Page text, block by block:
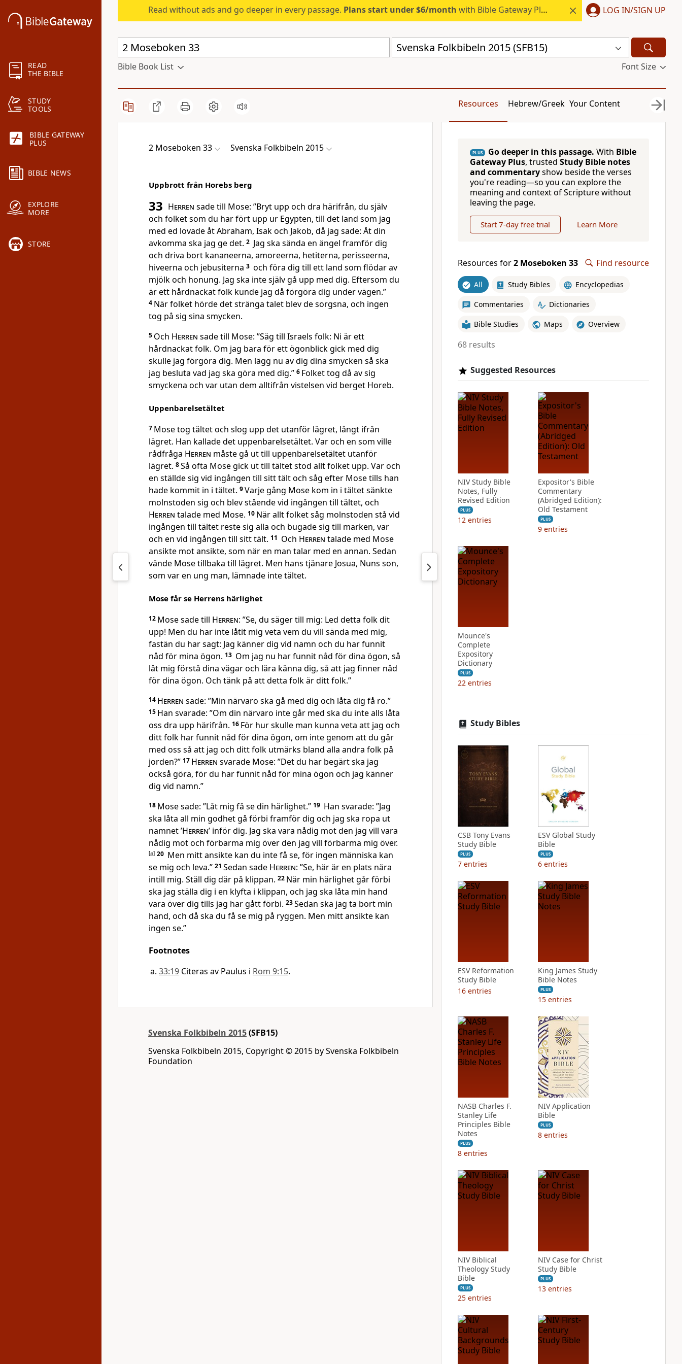
READ
THE BIBLE
STUDY
TOOLS
BIBLE GATEWAY
PLUS
BIBLE NEWS
EXPLORE
MORE
STORE
Read without ads and go deeper in every passage. Plans start under $6/month with Bible Gateway Plus. LOG IN/SIGN UP
Svenska Folkbibeln 2015 (SFB15)
Bible Book List Font Size
Resources Hebrew/Greek Your Content
2 Moseboken 33 Svenska Folkbibeln 2015
Uppbrott från Horebs berg
33 Herren sade till Mose: ”Bryt upp och dra härifrån, du själv
och folket som du har fört upp ur Egypten, till det land som jag
med ed lovade åt Abraham, Isak och Jakob, då jag sade: Åt din
avkomma ska jag ge det. 2 Jag ska sända en ängel framför dig
och driva bort kananeerna, amoreerna, hetiterna, perisseerna,
hiveerna och jebusiterna 3 och föra dig till ett land som flödar av
mjölk och honung. Jag ska inte själv gå upp med dig. Eftersom du
är ett hårdnackat folk kunde jag då förgöra dig under vägen.”
4 När folket hörde det stränga talet blev de sorgsna, och ingen
tog på sig sina smycken.
5 Och Herren sade till Mose: ”Säg till Israels folk: Ni är ett
hårdnackat folk. Om jag bara för ett ögonblick gick med dig
skulle jag förgöra dig. Men lägg nu av dig dina smycken så ska
jag besluta vad jag ska göra med dig.” 6 Folket tog då av sig
smyckena och var utan dem alltifrån vistelsen vid berget Horeb.
Uppenbarelsetältet
7 Mose tog tältet och slog upp det utanför lägret, långt ifrån
lägret. Han kallade det uppenbarelsetältet. Var och en som ville
rådfråga Herren måste gå ut till uppenbarelsetältet utanför
lägret. 8Så ofta Mose gick ut till tältet stod allt folket upp. Var och
en ställde sig vid ingången till sitt tält och såg efter Mose tills han
hade kommit in i tältet. 9Varje gång Mose kom in i tältet sänkte
molnstoden sig och blev stående vid ingången till tältet, och
Herren talade med Mose. 10 När allt folket såg molnstoden stå vid
ingången till tältet reste sig alla och bugade sig till marken, var
och en vid ingången till sitt tält. 11 Och Herren talade med Mose
ansikte mot ansikte, som när en man talar med en annan. Sedan
vände Mose tillbaka till lägret. Men hans tjänare Josua, Nuns son,
som var en ung man, lämnade inte tältet.
Mose får se Herrens härlighet
12 Mose sade till Herren: ”Se, du säger till mig: Led detta folk dit
upp! Men du har inte låtit mig veta vem du vill sända med mig,
fastän du har sagt: Jag känner dig vid namn och du har funnit
nåd för mina ögon. 13 Om jag nu har funnit nåd för dina ögon, så
låt mig förstå dina vägar och lära känna dig, så att jag finner nåd
för dina ögon. Och tänk på att detta folk är ditt folk.”
14 Herren sade: ”Min närvaro ska gå med dig och låta dig få ro.”
15 Han svarade: ”Om din närvaro inte går med ska du inte alls låta
oss dra upp härifrån. 16 För hur skulle man kunna veta att jag och
ditt folk har funnit nåd för dina ögon, om inte genom att du går
med oss så att jag och ditt folk utmärks bland alla andra folk på
jorden?” 17 Herren svarade Mose: ”Det du har begärt ska jag
också göra, för du har funnit nåd för mina ögon och jag känner
dig vid namn.”
18 Mose sade: ”Låt mig få se din härlighet.” 19 Han svarade: ”Jag
ska låta all min godhet gå förbi framför dig och jag ska ropa ut
namnet ’Herren’ inför dig. Jag ska vara nådig mot den jag vill vara
nådig mot och förbarma mig över den jag vill förbarma mig över.
[a] 20 Men mitt ansikte kan du inte få se, för ingen människa kan
se mig och leva.” 21 Sedan sade Herren: ”Se, här är en plats nära
intill mig. Ställ dig där på klippan. 22 När min härlighet går förbi
ska jag ställa dig i en klyfta i klippan, och jag ska låta min hand
vara över dig tills jag har gått förbi. 23Sedan ska jag ta bort min
hand, och då ska du få se mig på ryggen. Men mitt ansikte kan
ingen se.”
Footnotes
33:19 Citeras av Paulus i Rom 9:15.
Svenska Folkbibeln 2015(SFB15)
Svenska Folkbibeln 2015, Copyright © 2015 by Svenska Folkbibeln
Foundation
PLUS Go deeper in this passage. With Bible
Gateway Plus, trusted Study Bible notes
and commentaryshow beside the verses
you're reading—so you can explore the
meaning and context of Scripture without
leaving the page.
Start 7-day free trial Learn More
Resources for2 Moseboken 33 Find resource
All Study Bibles Encyclopedias
Commentaries Dictionaries
Bible Studies Maps Overview
68 results
Suggested Resources
NIV Study Bible
Notes, Fully
Revised Edition
PLUS
12 entries
Expositor's Bible
Commentary
(Abridged Edition):
Old Testament
PLUS
9 entries
Mounce's
Complete
Expository
Dictionary
PLUS
22 entries
Study Bibles
CSB Tony Evans
Study Bible
PLUS
7 entries
ESV Global Study
Bible
PLUS
6 entries
ESV Reformation
Study Bible
16 entries
King James Study
Bible Notes
PLUS
15 entries
NASB Charles F.
Stanley Life
Principles Bible
Notes
PLUS
8 entries
NIV Application
Bible
PLUS
8 entries
NIV Biblical
Theology Study
Bible
PLUS
25 entries
NIV Case for Christ
Study Bible
PLUS
13 entries